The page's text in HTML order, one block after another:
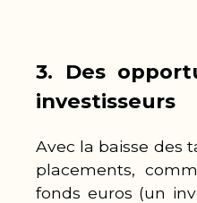
3. Des
investisseurs
Avec la baisse des
placements,
fonds euros (un